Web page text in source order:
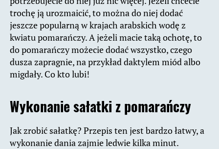
trochę ją urozmaicić, to można do niej dodać
jeszcze popularną w krajach arabskich wodę z
kwiatu pomarańczy. A jeżeli macie taką ochotę, to
do pomarańczy możecie dodać wszystko, czego
dusza zapragnie, na przykład daktylem miód albo
migdały. Co kto lubi!
Wykonaniesałatki z pomarańczy
Jak zrobić sałatkę? Przepis ten jest bardzo łatwy, a
wykonanie dania zajmie ledwie kilka minut.